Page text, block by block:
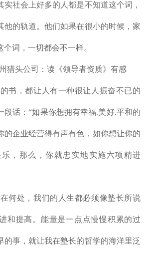
实社会上好多的人都是不知道这个词，
他的轨道。他们如果在很小的时候，家
个词，一切都会不一样。
书，都让人有一种很让人振奋不已的
段话：“如果你想拥有幸福.美好.平和的
的企业经营得有声有色，如你想让你的
，那么，你就忠实地实施六项精进
何处，我们的人生都必须像塾长所说
和提高。能量是一点点慢慢积累的过
的事，就让我在塾长的哲学的海洋里泛